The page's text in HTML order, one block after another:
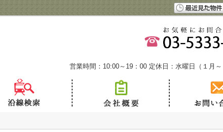
営業時間：10:00～19：00 定休日：水曜日（１月～